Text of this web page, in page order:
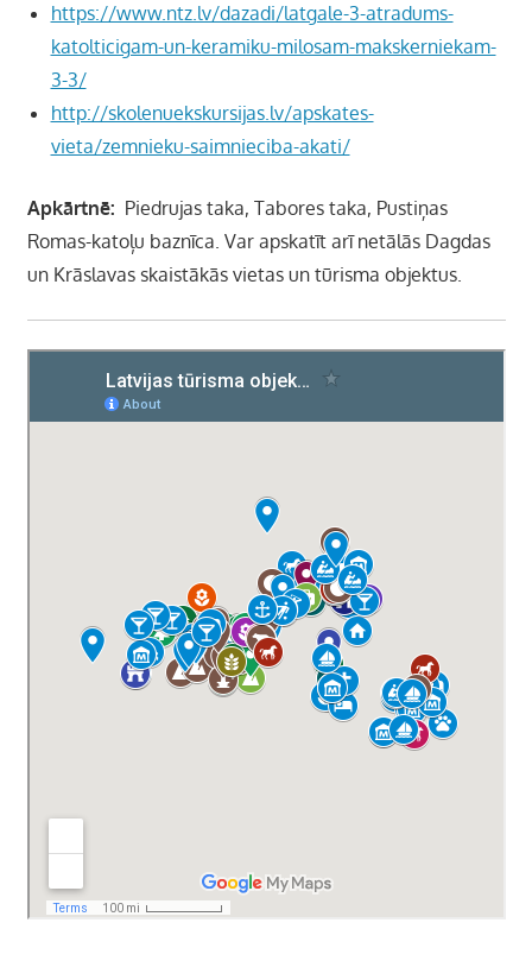
https://www.ntz.lv/dazadi/latgale-3-atradums-
katolticigam-un-keramiku-milosam-makskerniekam-
3-3/
http://skolenuekskursijas.lv/apskates-
vieta/zemnieku-saimnieciba-akati/
Apkārtnē: Piedrujas taka, Tabores taka, Pustiņas
Romas-katoļu baznīca. Var apskatīt arī netālās Dagdas
un Krāslavas skaistākās vietas un tūrisma objektus.